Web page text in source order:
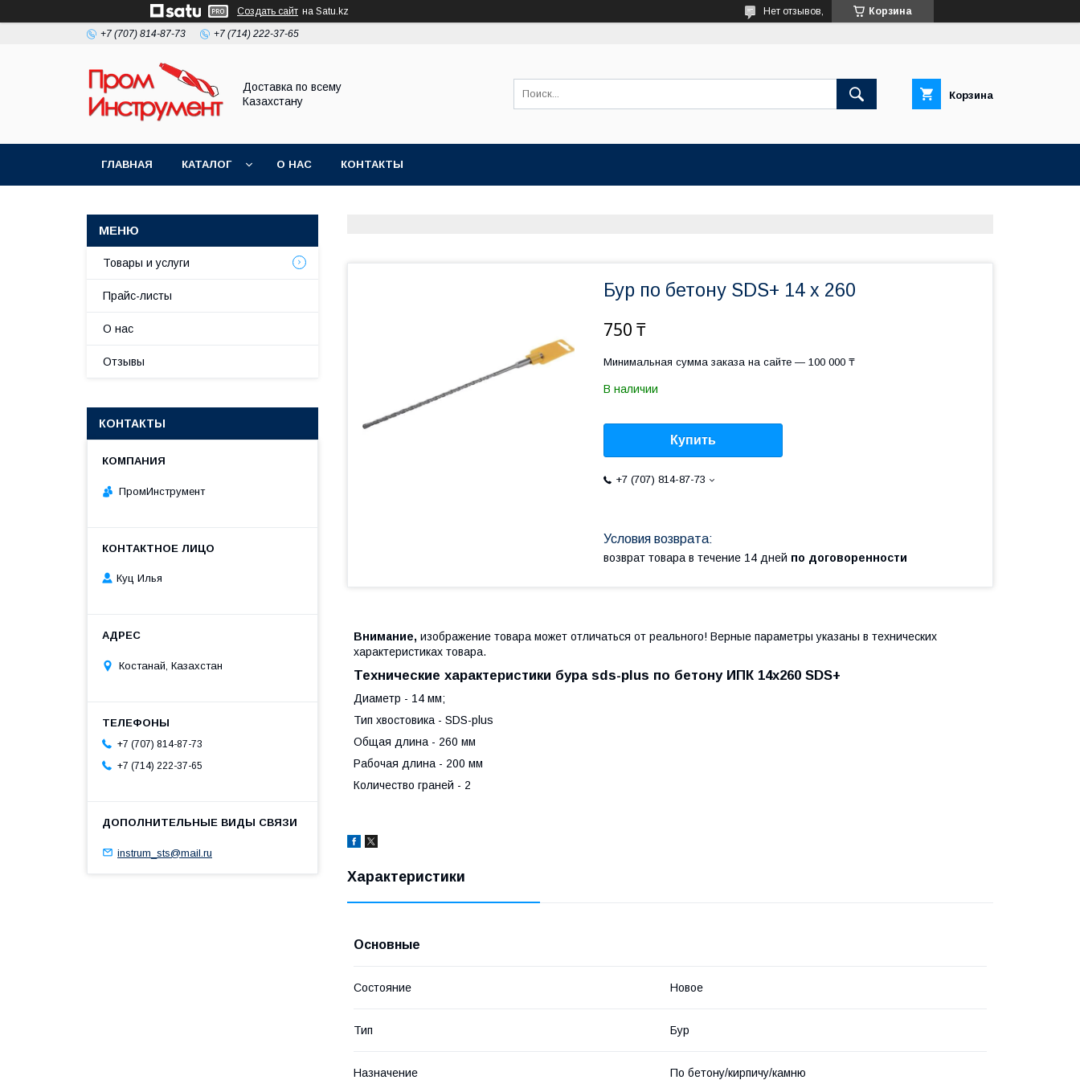
Создать сайт на Satu.kz Корзина
Нет отзывов,
+7 (707) 814-87-73 +7 (714) 222-37-65
Доставка по всему
Казахстану
Корзина
ГЛАВНАЯ КАТАЛОГ О НАС КОНТАКТЫ
Бур по бетону SDS+ 14 х 260
750 ₸
Минимальная сумма заказа на сайте — 100 000 ₸
В наличии
Купить
+7 (707) 814-87-73
возврат товара в течение 14 дней по договоренности
Внимание, изображение товара может отличаться от реального! Верные параметры указаны в технических
характеристиках товара.
Технические характеристики бура sds-plus по бетону ИПК 14x260 SDS+
Диаметр - 14 мм;
Тип хвостовика - SDS-plus
Общая длина - 260 мм
Рабочая длина - 200 мм
Количество граней - 2
Характеристики
Основные
Состояние Новое
Тип Бур
Назначение По бетону/кирпичу/камню
Товары и услуги
Прайс-листы
О нас
Отзывы
КОНТАКТЫ
ПромИнструмент
Куц Илья
Костанай, Казахстан
+7 (707) 814-87-73
+7 (714) 222-37-65
instrum_sts@mail.ru